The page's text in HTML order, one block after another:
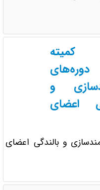
کمیته
و
اعضای
و بالندگی اعضای